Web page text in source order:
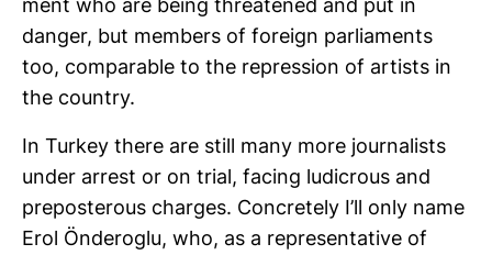
ment who are being threa­tened and put in
danger, but mem­bers of for­eign par­lia­ments
too, com­pa­rable to the repres­sion of artists in
the country.
In Turkey there are still many more jour­na­lists
under arrest or on trial, facing ludi­crous and
pre­pos­terous charges. Con­cre­tely I’ll only name
Erol Önde­roglu, who, as a repre­sen­ta­tive of